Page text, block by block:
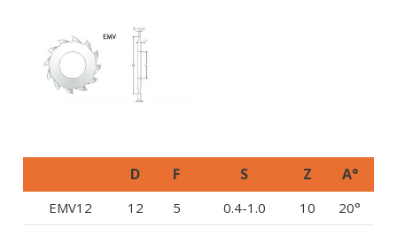
D F S Z A°
EMV12 12 5 0.4-1.0 10
20°